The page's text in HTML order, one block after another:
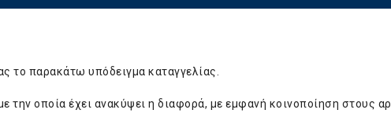
το παρακάτω υπόδειγμα καταγγελίας.
την οποία έχει ανακύψει η διαφορά, με εμφανή κοινοποίηση στους